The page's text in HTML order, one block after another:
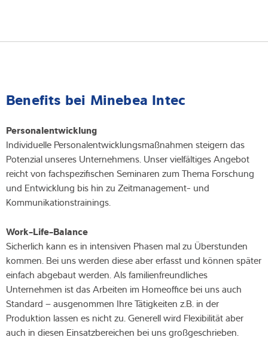
Benefits bei Minebea Intec
Personalentwicklung
Individuelle Personalentwicklungsmaßnahmen steigern das
Potenzial unseres Unternehmens. Unser vielfältiges Angebot
reicht von fachspezifischen Seminaren zum Thema Forschung
und Entwicklung bis hin zu Zeitmanagement- und
Kommunikationstrainings.
Work-Life-Balance
Sicherlich kann es in intensiven Phasen mal zu Überstunden
kommen. Bei uns werden diese aber erfasst und können später
einfach abgebaut werden. Als familienfreundliches
Unternehmen ist das Arbeiten im Homeoffice bei uns auch
Standard – ausgenommen Ihre Tätigkeiten z.B. in der
Produktion lassen es nicht zu. Generell wird Flexibilität aber
auch in diesen Einsatzbereichen bei uns großgeschrieben.